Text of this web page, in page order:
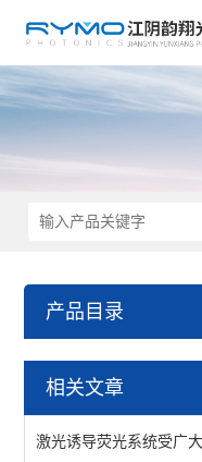
产品目录
光学元件
相关文章
激光诱导荧光系统受广